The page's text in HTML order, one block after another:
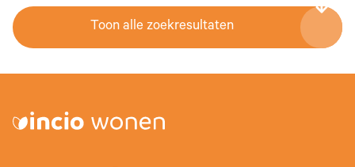
Toon alle zoekresultaten